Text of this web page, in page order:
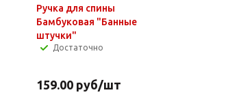
Ручка для спины
Бамбуковая "Банные
штучки"
Достаточно
159.00руб/шт